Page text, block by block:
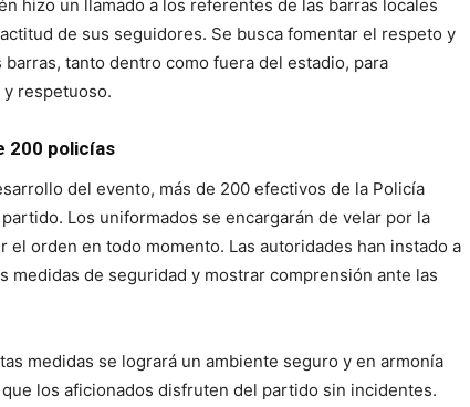
hizo un llamado a los referentes de las barras locales
de sus seguidores. Se busca fomentar el respeto y
tanto dentro como fuera del estadio, para
respetuoso.
200 policías
del evento, más de 200 efectivos de la Policía
Los uniformados se encargarán de velar por la
el orden en todo momento. Las autoridades han instado a
medidas de seguridad y mostrar comprensión ante las
medidas se logrará un ambiente seguro y en armonía
los aficionados disfruten del partido sin incidentes.